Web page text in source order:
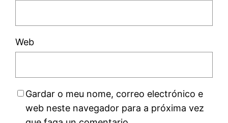
Web
Gardar o meu nome, correo electrónico e
web neste navegador para a próxima vez